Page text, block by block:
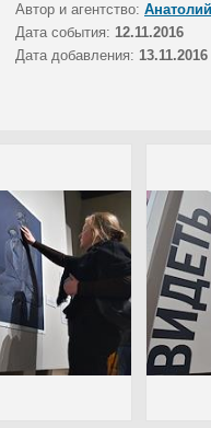
Автор и агентство:
Дата события: 12.11.2016
Дата добавления: 13.11.2016